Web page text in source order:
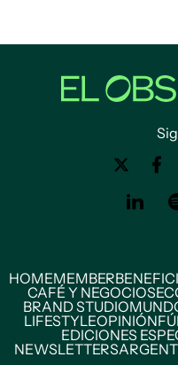
HOMEMEMBER
CAFÉ Y NEGOCIOS
BRAND STUDIO
LIFESTYLEOPINIÓN
EDICIONES
NEWSLETTERS